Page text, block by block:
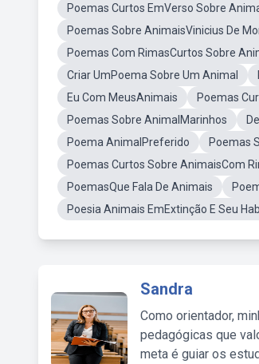
Poemas Curtos EmVerso Sobre
Poemas Sobre AnimaisVinicius De
Poemas Com RimasCurtos Sobre
Criar UmPoema Sobre Um Animal
Eu Com MeusAnimais
Poemas
Poemas Sobre AnimalMarinhos
Poema AnimalPreferido
Poemas
Poemas Curtos Sobre AnimaisCom
PoemasQue Fala De Animais
Poesia Animais EmExtinção E Seu
Sandra
Como orientador,
pedagógicas que
meta é guiar os